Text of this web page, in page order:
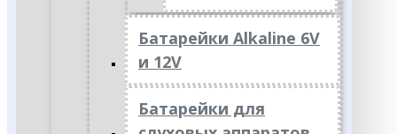
Батарейки Alkaline 6V
и 12V
Батарейки для